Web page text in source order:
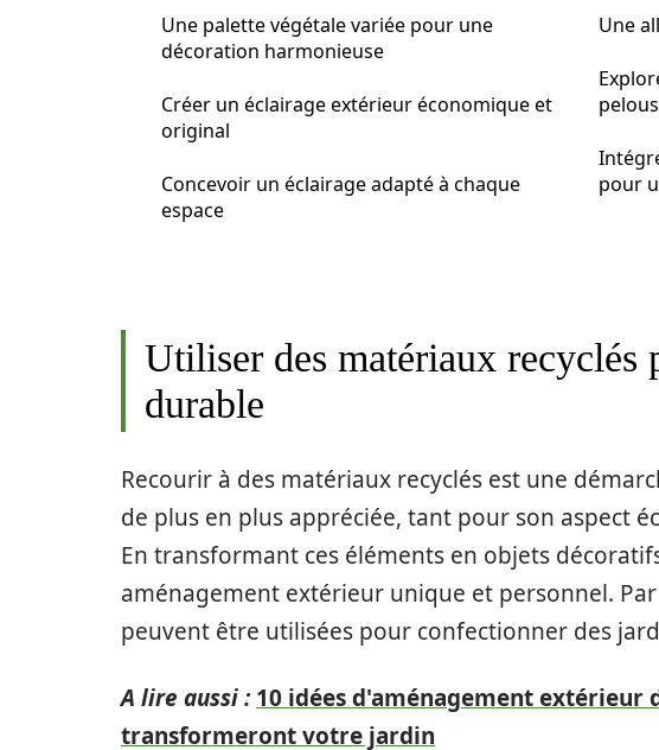
Une palette végétale variée pour une
décoration harmonieuse
Créer un éclairage extérieur économique et
original
Concevoir un éclairage adapté à chaque
espace
Une
pour
Utiliser des matériaux recyclés
durable
Recourir à des matériaux recyclés est une
de plus en plus appréciée, tant pour son aspect
En transformant ces éléments en objets
aménagement extérieur unique et personnel.
peuvent être utilisées pour confectionner des
A lire aussi : 10 idées d'aménagement extérieur
transformeront votre jardin